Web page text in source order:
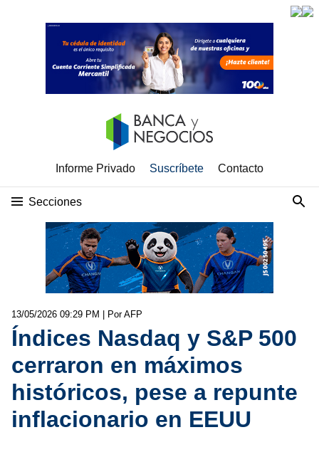
Informe Privado Suscríbete Contacto
Secciones
13/05/2026 09:29 PM | Por AFP
Índices Nasdaq y S&P 500
cerraron en máximos
históricos, pese a repunte
inflacionario en EEUU